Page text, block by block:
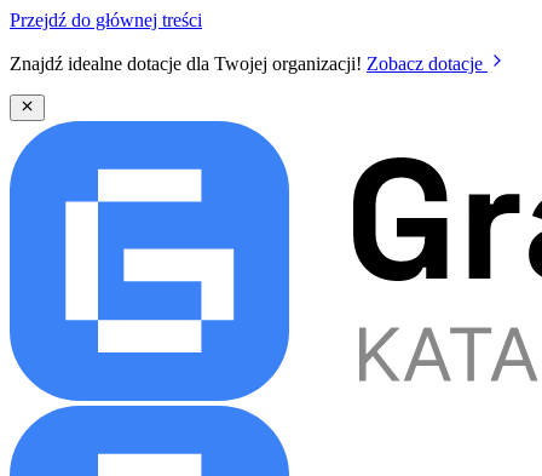
Przejdź do głównej treści
Znajdź idealne dotacje dla Twojej organizacji! Zobacz dotacje